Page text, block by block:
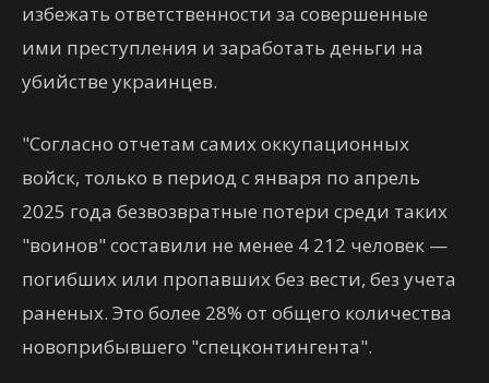
избежать ответственности за совершенные
ими преступления и заработать деньги на
убийстве украинцев.
"Согласно отчетам самих оккупационных
войск, только в период с января по апрель
2025 года безвозвратные потери среди таких
"воинов" составили не менее 4 212 человек —
погибших или пропавших без вести, без учета
раненых. Это более 28% от общего количества
новоприбывшего "спецконтингента".